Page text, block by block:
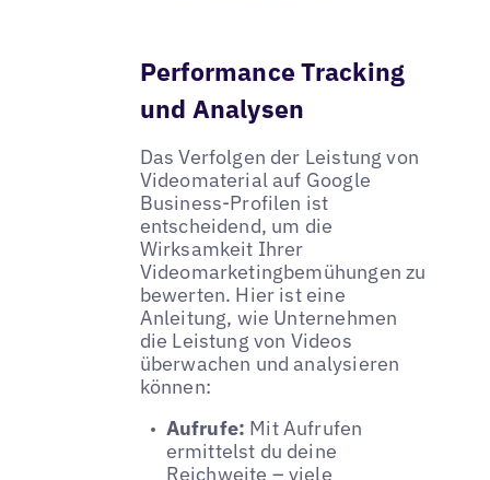
Performance Tracking
und Analysen
Das Verfolgen der Leistung von
Videomaterial auf Google
Business-Profilen ist
entscheidend, um die
Wirksamkeit Ihrer
Videomarketingbemühungen zu
bewerten. Hier ist eine
Anleitung, wie Unternehmen
die Leistung von Videos
überwachen und analysieren
können:
Aufrufe: Mit Aufrufen
ermittelst du deine
Reichweite – viele